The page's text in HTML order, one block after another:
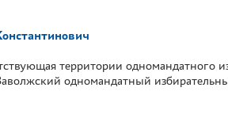
территории
одномандатный